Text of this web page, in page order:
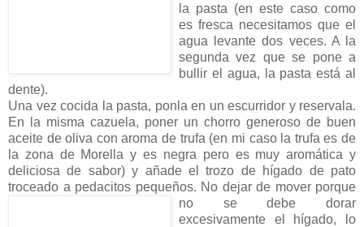
la pasta (en este caso como
es fresca necesitamos que el
agua levante dos veces. A la
segunda vez que se pone a
bullir el agua, la pasta está al
dente).
Una vez cocida la pasta, ponla en un escurridor y reservala.
En la misma cazuela, poner un chorro generoso de buen
aceite de oliva con aroma de trufa (en mi caso la trufa es de
la zona de Morella y es negra pero es muy aromática y
deliciosa de sabor) y añade el trozo de hígado de pato
troceado a pedacitos pequeños. No dejar de mover porque
no se debe dorar
excesivamente el hígado, lo